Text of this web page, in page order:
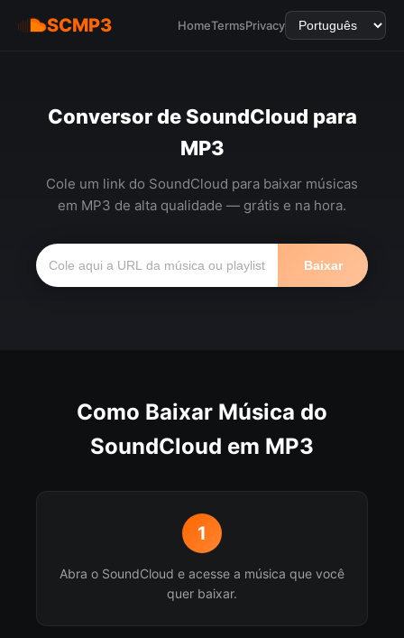
SCMP3 HomeTermsPrivacy
Conversor de SoundCloud para
MP3
Cole um link do SoundCloud para baixar músicas
em MP3 de alta qualidade — grátis e na hora.
Baixar
Como Baixar Música do
SoundCloud em MP3
1
Abra o SoundCloud e acesse a música que você
quer baixar.